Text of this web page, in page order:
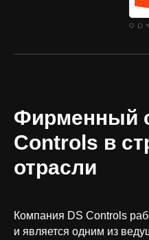
Фирменный
Controls в
отрасли
Компания DS Controls
и является одним из